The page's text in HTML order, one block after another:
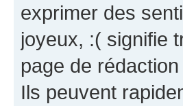
exprimer des
joyeux, :( signifie
page de
Ils peuvent